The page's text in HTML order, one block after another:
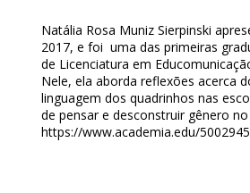
Natália Rosa Muniz Sierpinski
2017, e foi uma das primeiras
de Licenciatura em
Nele, ela aborda reflexões acerca
linguagem dos quadrinhos nas
de pensar e desconstruir gênero
https://www.academia.edu/